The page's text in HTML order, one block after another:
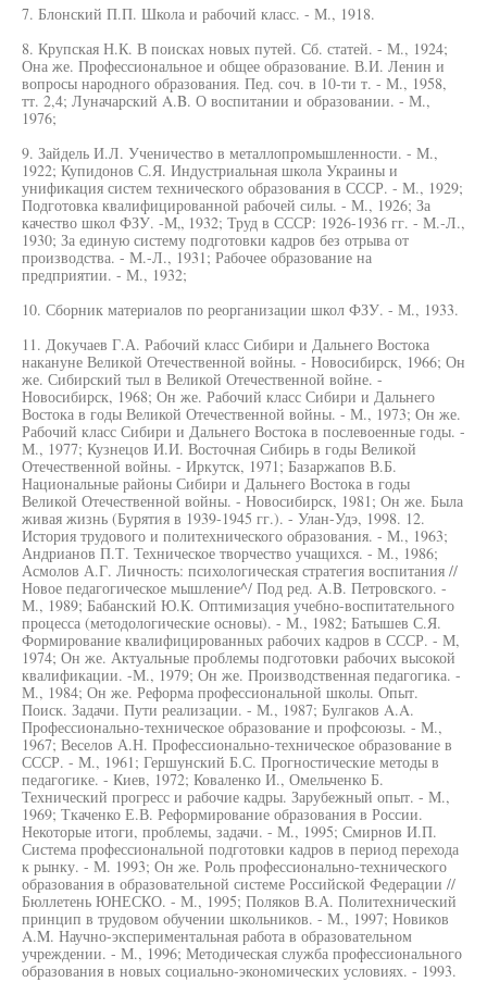
7. Блонский П.П. Школа и рабочий класс. - М., 1918.
8. Крупская Н.К. В поисках новых путей. Сб. статей. - М., 1924;
Она же. Профессиональное и общее образование. В.И. Ленин и
вопросы народного образования. Пед. соч. в 10-ти т. - М., 1958,
тт. 2,4; Луначарский A.B. О воспитании и образовании. - М.,
1976;
9. Зайдель И.Л. Ученичество в металлопромышленности. - М.,
1922; Купидонов С.Я. Индустриальная школа Украины и
унификация систем технического образования в СССР. - М., 1929;
Подготовка квалифицированной рабочей силы. - М., 1926; За
качество школ ФЗУ. -М„ 1932; Труд в СССР: 1926-1936 гг. - М.-Л.,
1930; За единую систему подготовки кадров без отрыва от
производства. - М.-Л., 1931; Рабочее образование на
предприятии. - М., 1932;
10. Сборник материалов по реорганизации школ ФЗУ. - М., 1933.
11. Докучаев Г.А. Рабочий класс Сибири и Дальнего Востока
накануне Великой Отечественной войны. - Новосибирск, 1966; Он
же. Сибирский тыл в Великой Отечественной войне. -
Новосибирск, 1968; Он же. Рабочий класс Сибири и Дальнего
Востока в годы Великой Отечественной войны. - М., 1973; Он же.
Рабочий класс Сибири и Дальнего Востока в послевоенные годы. -
М., 1977; Кузнецов И.И. Восточная Сибирь в годы Великой
Отечественной войны. - Иркутск, 1971; Базаржапов В.Б.
Национальные районы Сибири и Дальнего Востока в годы
Великой Отечественной войны. - Новосибирск, 1981; Он же. Была
живая жизнь (Бурятия в 1939-1945 гг.). - Улан-Удэ, 1998. 12.
История трудового и политехнического образования. - М., 1963;
Андрианов П.Т. Техническое творчество учащихся. - М., 1986;
Асмолов А.Г. Личность: психологическая стратегия воспитания //
Новое педагогическое мышление^/ Под ред. A.B. Петровского. -
М., 1989; Бабанский Ю.К. Оптимизация учебно-воспитательного
процесса (методологические основы). - М., 1982; Батышев С.Я.
Формирование квалифицированных рабочих кадров в СССР. - М,
1974; Он же. Актуальные проблемы подготовки рабочих высокой
квалификации. -М., 1979; Он же. Производственная педагогика. -
М., 1984; Он же. Реформа профессиональной школы. Опыт.
Поиск. Задачи. Пути реализации. - М., 1987; Булгаков A.A.
Профессионально-техническое образование и профсоюзы. - М.,
1967; Веселов А.Н. Профессионально-техническое образование в
СССР. - М., 1961; Гершунский Б.С. Прогностические методы в
педагогике. - Киев, 1972; Коваленко И., Омельченко Б.
Технический прогресс и рабочие кадры. Зарубежный опыт. - М.,
1969; Ткаченко Е.В. Реформирование образования в России.
Некоторые итоги, проблемы, задачи. - М., 1995; Смирнов И.П.
Система профессиональной подготовки кадров в период перехода
к рынку. - М. 1993; Он же. Роль профессионально-технического
образования в образовательной системе Российской Федерации //
Бюллетень ЮНЕСКО. - М., 1995; Поляков В.А. Политехнический
принцип в трудовом обучении школьников. - М., 1997; Новиков
A.M. Научно-экспериментальная работа в образовательном
учреждении. - М., 1996; Методическая служба профессионального
образования в новых социально-экономических условиях. - 1993.